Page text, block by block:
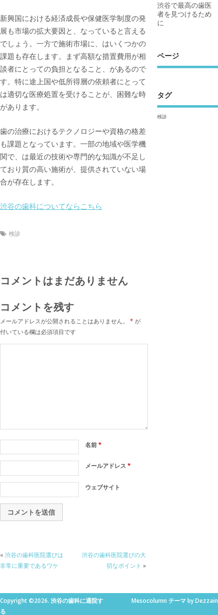
新興国における経済成長や保健医学制度の発
展も市場の拡大要因と、なっていると言える
でしょう。一方で施術市場に、はいくつかの
課題も存在します。まず高額な措置費用が相
談者にとっての負担となること、があるので
す。特に途上国や低所得層の依頼者にとって
は適切な医療処置を受けることが、困難な時
があります。
歯の治療におけるテクノロジーや資格の格差
も課題となっています。一部の地域や医学機
関で、は最近の技術や専門的な知識が不足し
ており質の高い施術が、提供されていない場
合が存在します。
渋谷の歯科についてならこちら
検診
コメントはまだありません
コメントを残す
メールアドレスが公開されることはありません。 * が
付いている欄は必須項目です
名前*
メールアドレス*
ウェブサイト
« 渋谷の歯科医院選びは
非常に重要であるワケ
渋谷の歯科医院選びの大
切なポイント »
渋谷で最高の歯医
者を見つけるため
に
ページ
タグ
検診
Copyright ©2026. 渋谷の歯科に通院す
る
Mesocolumn テーマ by Dezzain